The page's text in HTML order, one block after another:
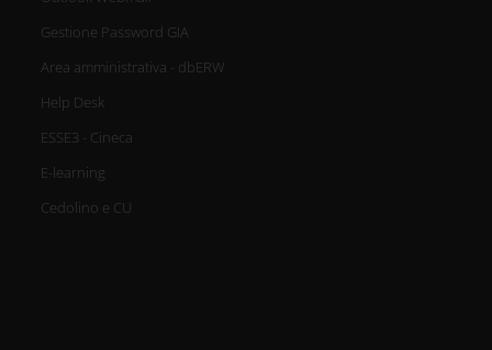
Gestione Password GIA
Area amministrativa - dbERW
Help Desk
ESSE3 - Cineca
E-learning
Cedolino e CU